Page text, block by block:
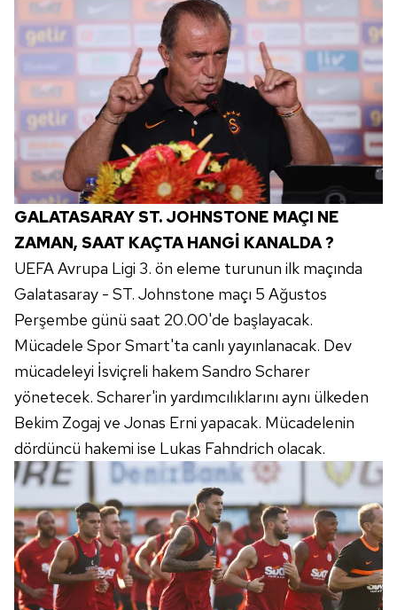
GALATASARAY ST. JOHNSTONE MAÇI NE
ZAMAN, SAAT KAÇTA HANGİ KANALDA ?
UEFA Avrupa Ligi 3. ön eleme turunun ilk maçında
Galatasaray - ST. Johnstone maçı 5 Ağustos
Perşembe günü saat 20.00'de başlayacak.
Mücadele Spor Smart'ta canlı yayınlanacak. Dev
mücadeleyi İsviçreli hakem Sandro Scharer
yönetecek. Scharer'in yardımcılıklarını aynı ülkeden
Bekim Zogaj ve Jonas Erni yapacak. Mücadelenin
dördüncü hakemi ise Lukas Fahndrich olacak.